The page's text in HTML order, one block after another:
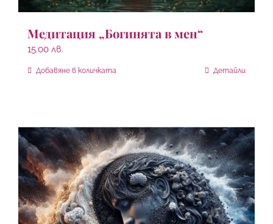
Медитация „Богинята в мен“
15.00 лв.
Добавяне в количката Детайли